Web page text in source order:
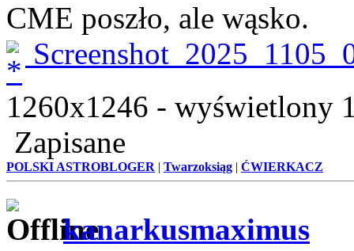
CME poszło, ale wąsko.
1260x1246 - wyświetlony
Zapisane
POLSKI ASTROBLOGER | Twarzoksiąg | ĆWIERKACZ
kanarkusmaximus